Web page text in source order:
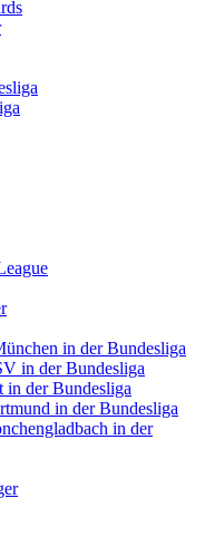
in der Bundesliga
in der Bundesliga
der Bundesliga
in der Bundesliga
in der